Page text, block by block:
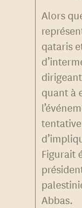
Alors
qataris
quant à
Figurait
Abbas.